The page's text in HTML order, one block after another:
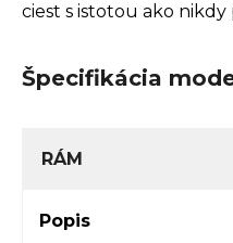
ciest s istotou ako nikdy
Špecifikácia
RÁM
Popis